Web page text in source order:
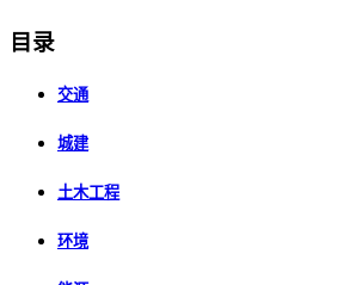
目录
交通
城建
土木工程
环境